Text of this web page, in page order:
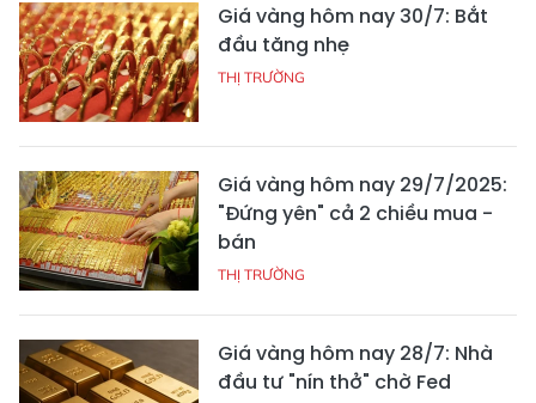
Giá vàng hôm nay 30/7: Bắt
đầu tăng nhẹ
THỊ TRƯỜNG
Giá vàng hôm nay 29/7/2025:
"Đứng yên" cả 2 chiều mua -
bán
THỊ TRƯỜNG
Giá vàng hôm nay 28/7: Nhà
đầu tư "nín thở" chờ Fed